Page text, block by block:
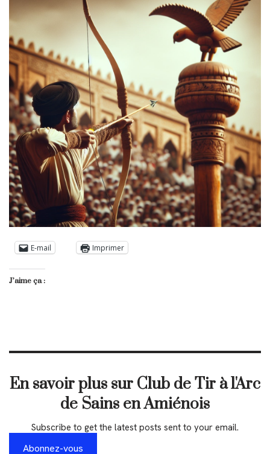
E-mail Imprimer
J’aime ça :
En savoir plus sur Club de Tir à l'Arc
de Sains en Amiénois
Subscribe to get the latest posts sent to your email.
Abonnez-vous